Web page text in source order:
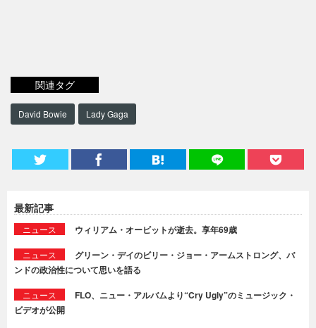
関連タグ
David Bowie Lady Gaga
最新記事
ニュース ウィリアム・オービットが逝去。享年69歳
ニュース
グリーン・デイのビリー・ジョー・アームストロング、バ
ンドの政治性について思いを語る
ニュース
FLO、ニュー・アルバムより“Cry Ugly”のミュージック・
ビデオが公開